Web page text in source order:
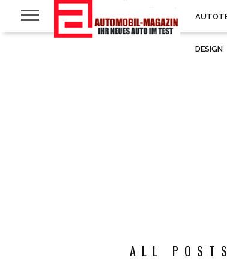
DESIGN
ALL